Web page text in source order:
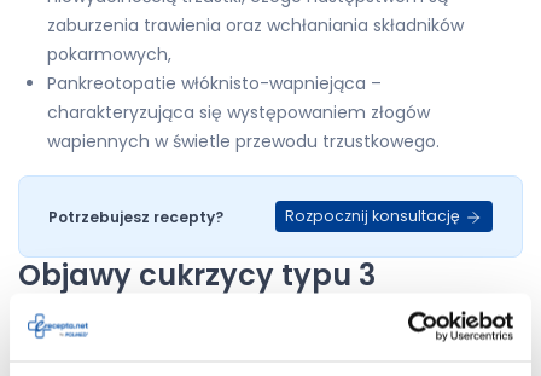
zaburzenia trawienia oraz wchłaniania składników
pokarmowych,
Pankreotopatie włóknisto-wapniejąca –
charakteryzująca się występowaniem złogów
wapiennych w świetle przewodu trzustkowego.
Potrzebujesz recepty? Rozpocznij konsultację
Objawy cukrzycy typu 3
Ze względu na wciąż małą świadomość możliwości
występowania cukrzycy typu 3 oraz jej niespecyficzne